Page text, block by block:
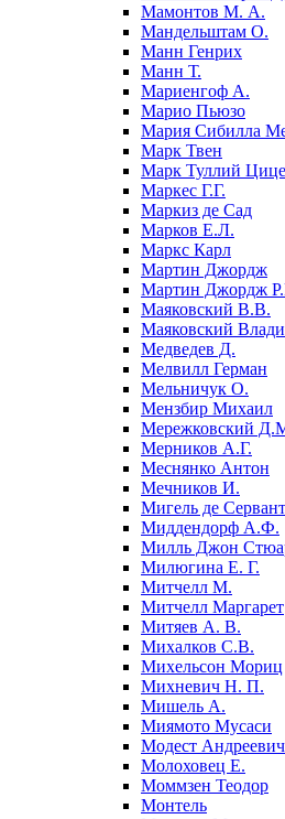
Мамонтов М. А.
Мандельштам О.
Манн Генрих
Манн Т.
Мариенгоф А.
Марио Пьюзо
Мария Сибилла
Марк Твен
Марк Туллий
Маркес Г.Г.
Маркиз де Сад
Марков Е.Л.
Маркс Карл
Мартин Джордж
Мартин Джордж
Маяковский В.В.
Маяковский
Медведев Д.
Мелвилл Герман
Мельничук О.
Мензбир Михаил
Мережковский
Мерников А.Г.
Меснянко Антон
Мечников И.
Мигель де
Миддендорф А.Ф.
Милль Джон
Милюгина Е. Г.
Митчелл М.
Митчелл Маргарет
Митяев А. В.
Михалков С.В.
Михельсон Мориц
Михневич Н. П.
Мишель А.
Миямото Мусаси
Модест
Молоховец Е.
Моммзен Теодор
Монтель